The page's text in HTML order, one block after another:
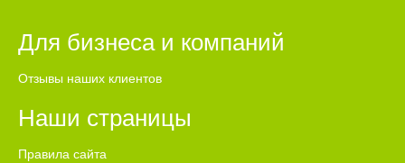
Для бизнеса и компаний
Отзывы наших клиентов
Наши страницы
Правила сайта